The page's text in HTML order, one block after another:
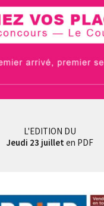
L'EDITION DU
Jeudi 23 juillet en PDF